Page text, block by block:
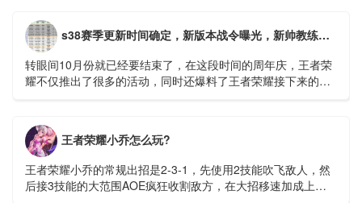
s38赛季更新时间确定，新版本战令曝光，新帅教练守约，米莱迪微笑
转眼间10月份就已经要结束了，在这段时间的周年庆，王者荣
耀不仅推出了很多的活动，同时还爆料了王者荣耀接下来的很
王者荣耀小乔怎么玩?
王者荣耀小乔的常规出招是2-3-1，先使用2技能吹飞敌人，然
后接3技能的大范围AOE疯狂收割敌方，在大招移速加成上用1